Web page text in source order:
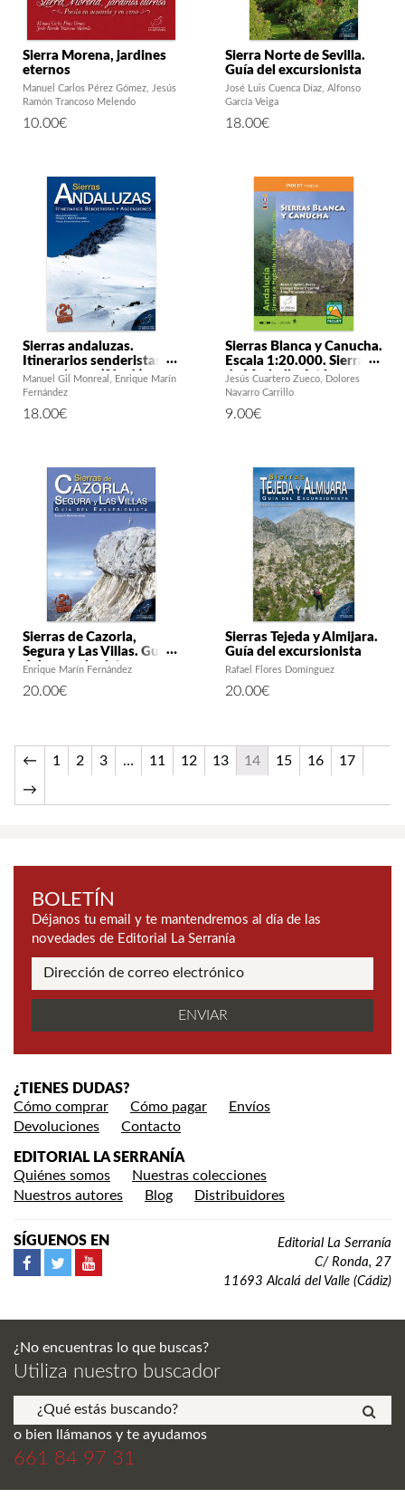
Sierra Morena, jardines
eternos
Manuel Carlos Pérez Gómez
Jesús
Ramón Trancoso Melendo
10.00€
Sierra Norte de Sevilla.
Guía del excursionista
José Luis Cuenca Díaz Alfonso
García Veiga
18.00€
Sierras andaluzas.
Itinerarios senderistas y
ascensiones (2ª ed.)
Manuel Gil Monreal
Enrique Marín
Fernández
18.00€
Sierras Blanca y Canucha.
Escala 1:20.000. Sierras
de Marbella, Istán,
Monda y Ojén
Jesús Cuartero Zueco
Dolores
Navarro Carrillo
9.00€
Sierras de Cazorla,
Segura y Las Villas. Guía
del excursionista
Enrique Marín Fernández
20.00€
Sierras Tejeda y Almijara.
Guía del excursionista
Rafael Flores Domínguez
20.00€
← 1 2 3 … 11 12 13 14 15 16
17
→
BOLETÍN
Déjanos tu email y te mantendremos al día de las
novedades de Editorial La Serranía
¿TIENES DUDAS?
Cómo comprar
Cómo pagar
Envíos
Devoluciones
Contacto
EDITORIAL LA SERRANÍA
Quiénes somos
Nuestras colecciones
Nuestros autores
Blog Distribuidores
SÍGUENOS EN
Editorial La Serranía
C/ Ronda, 27
11693 Alcalá del Valle (Cádiz)
¿No encuentras lo que buscas?
Utiliza nuestro buscador
o bien llámanos y te ayudamos
661 84 97 31